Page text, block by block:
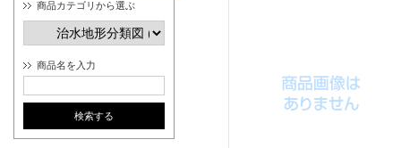
商品カテゴリから選ぶ
商品名を入力